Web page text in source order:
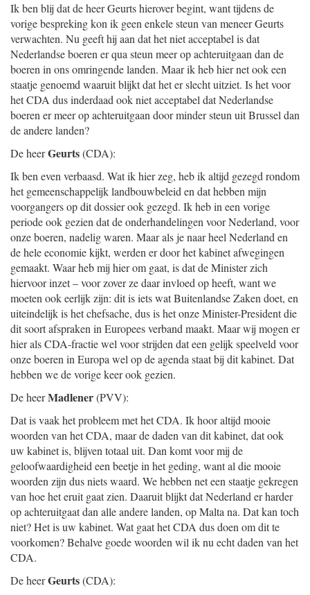
Ik ben blij dat de heer Geurts hierover begint, want tijdens de
vorige bespreking kon ik geen enkele steun van meneer Geurts
verwachten. Nu geeft hij aan dat het niet acceptabel is dat
Nederlandse boeren er qua steun meer op achteruitgaan dan de
boeren in ons omringende landen. Maar ik heb hier net ook een
staatje genoemd waaruit blijkt dat het er slecht uitziet. Is het voor
het CDA dus inderdaad ook niet acceptabel dat Nederlandse
boeren er meer op achteruitgaan door minder steun uit Brussel dan
de andere landen?
De heerGeurts(CDA):
Ik ben even verbaasd. Wat ik hier zeg, heb ik altijd gezegd rondom
het gemeenschappelijk landbouwbeleid en dat hebben mijn
voorgangers op dit dossier ook gezegd. Ik heb in een vorige
periode ook gezien dat de onderhandelingen voor Nederland, voor
onze boeren, nadelig waren. Maar als je naar heel Nederland en
de hele economie kijkt, werden er door het kabinet afwegingen
gemaakt. Waar heb mij hier om gaat, is dat de Minister zich
hiervoor inzet – voor zover ze daar invloed op heeft, want we
moeten ook eerlijk zijn: dit is iets wat Buitenlandse Zaken doet, en
uiteindelijk is het chefsache, dus is het onze Minister-President die
dit soort afspraken in Europees verband maakt. Maar wij mogen er
hier als CDA-fractie wel voor strijden dat een gelijk speelveld voor
onze boeren in Europa wel op de agenda staat bij dit kabinet. Dat
hebben we de vorige keer ook gezien.
De heerMadlener(PVV):
Dat is vaak het probleem met het CDA. Ik hoor altijd mooie
woorden van het CDA, maar de daden van dit kabinet, dat ook
uw kabinet is, blijven totaal uit. Dan komt voor mij de
geloofwaardigheid een beetje in het geding, want al die mooie
woorden zijn dus niets waard. We hebben net een staatje gekregen
van hoe het eruit gaat zien. Daaruit blijkt dat Nederland er harder
op achteruitgaat dan alle andere landen, op Malta na. Dat kan toch
niet? Het is uw kabinet. Wat gaat het CDA dus doen om dit te
voorkomen? Behalve goede woorden wil ik nu echt daden van het
CDA.
De heerGeurts(CDA):